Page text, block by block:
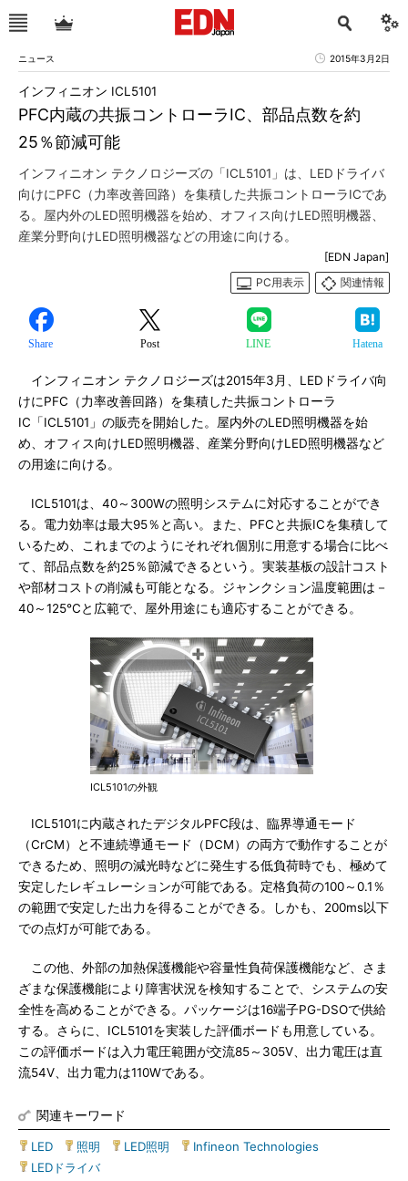
ニュース 2015年3月2日
PFC内蔵の共振コントローラIC、部品点数を約
25％節減可能
インフィニオン ICL5101
インフィニオン テクノロジーズの「ICL5101」は、LEDドライバ
向けにPFC（力率改善回路）を集積した共振コントローラICであ
る。屋内外のLED照明機器を始め、オフィス向けLED照明機器、
産業分野向けLED照明機器などの用途に向ける。
[EDN Japan]
PC用表示
関連情報
Share Post LINE Hatena
インフィニオン テクノロジーズは2015年3月、LEDドライバ向
けにPFC（力率改善回路）を集積した共振コントローラ
IC「ICL5101」の販売を開始した。屋内外のLED照明機器を始
め、オフィス向けLED照明機器、産業分野向けLED照明機器など
の用途に向ける。
ICL5101は、40～300Wの照明システムに対応することができ
る。電力効率は最大95％と高い。また、PFCと共振ICを集積して
いるため、これまでのようにそれぞれ個別に用意する場合に比べ
て、部品点数を約25％節減できるという。実装基板の設計コスト
や部材コストの削減も可能となる。ジャンクション温度範囲は－
40～125℃と広範で、屋外用途にも適応することができる。
ICL5101の外観
ICL5101に内蔵されたデジタルPFC段は、臨界導通モード
（CrCM）と不連続導通モード（DCM）の両方で動作することが
できるため、照明の減光時などに発生する低負荷時でも、極めて
安定したレギュレーションが可能である。定格負荷の100～0.1％
の範囲で安定した出力を得ることができる。しかも、200ms以下
での点灯が可能である。
この他、外部の加熱保護機能や容量性負荷保護機能など、さま
ざまな保護機能により障害状況を検知することで、システムの安
全性を高めることができる。パッケージは16端子PG-DSOで供給
する。さらに、ICL5101を実装した評価ボードも用意している。
この評価ボードは入力電圧範囲が交流85～305V、出力電圧は直
流54V、出力電力は110Wである。
関連キーワード
LED 照明 LED照明 Infineon Technologies
LEDドライバ